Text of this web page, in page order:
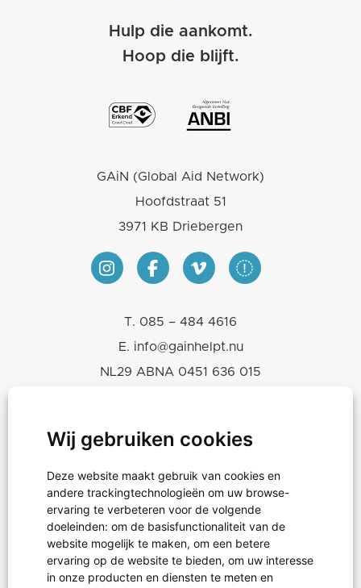
Wij gebruiken cookies
Deze website maakt gebruik van cookies en
andere trackingtechnologieën om uw browse-
ervaring te verbeteren voor de volgende
doeleinden: om de basisfunctionaliteit van de
website mogelijk te maken, om een betere
ervaring op de website te bieden, om uw interesse
in onze producten en diensten te meten en
Hulp die aankomt.
Hoop die blijft.
GAiN (Global Aid Network)
Hoofdstraat 51
3971 KB Driebergen
T. 085 – 484 4616
E. info@gainhelpt.nu
NL29 ABNA 0451 636 015
Hulpgoederen
Projecten
Noodhulp